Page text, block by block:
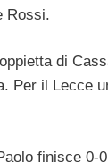
Rossi.
di
Per il Lecce
finisce 0-